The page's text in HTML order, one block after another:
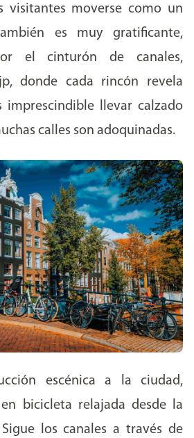
visitantes moverse como un
es muy gratificante,
el cinturón de canales,
donde cada rincón revela
imprescindible llevar calzado
calles son adoquinadas.
escénica a la ciudad,
bicicleta relajada desde la
los canales a través de